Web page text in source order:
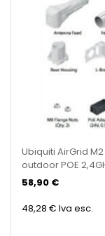
Ubiquiti AirGrid
outdoor POE
58,90 €
48,28 € Iva esc.